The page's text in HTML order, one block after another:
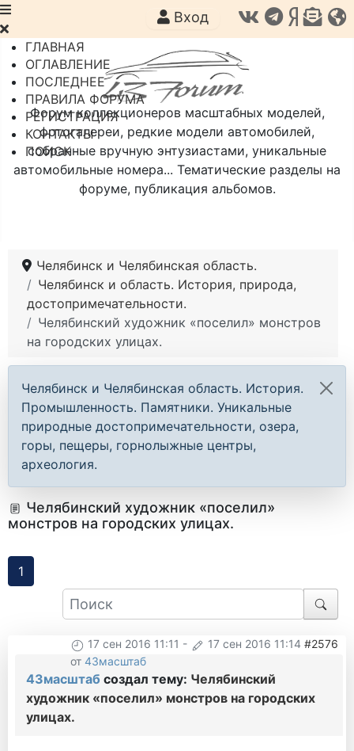
Форум коллекционеров масштабных моделей,
фотогалереи, редкие модели автомобилей,
собранные вручную энтузиастами, уникальные
автомобильные номера... Тематические разделы на
форуме, публикация альбомов.
Вход
ГЛАВНАЯ
ОГЛАВЛЕНИЕ
ПОСЛЕДНЕЕ
ПРАВИЛА ФОРУМА
РЕГИСТРАЦИЯ
КОНТАКТЫ
ПОИСК
Челябинск и Челябинская область.
Челябинск и область. История, природа,
достопримечательности.
Челябинский художник «поселил» монстров
на городских улицах.
Челябинск и Челябинская область. История.
Промышленность. Памятники. Уникальные
природные достопримечательности, озера,
горы, пещеры, горнолыжные центры,
археология.
Челябинский художник «поселил»
монстров на городских улицах.
1
17 сен 2016 11:11 - 17 сен 2016 11:14 #2576
от 43масштаб
43масштаб создал тему: Челябинский
художник «поселил» монстров на городских
улицах.